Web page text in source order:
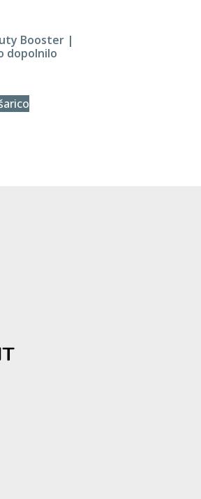
Booster |
dopolnilo